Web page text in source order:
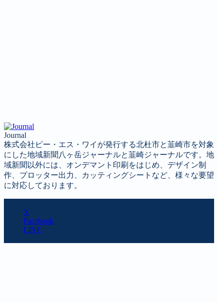
Journal
株式会社ピー・エス・ワイが発行する北杜市と韮崎市を対象
にした地域新聞八ヶ岳ジャーナルと韮崎ジャーナルです。地
域新聞以外には、オンデマント印刷をはじめ、デザイン制
作、プロッター出力、カッティングシートなど、様々な要望
に対応しております。
X
Facebook
LINE